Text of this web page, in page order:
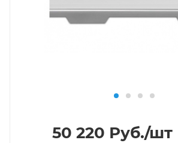
50 220 Руб./шт